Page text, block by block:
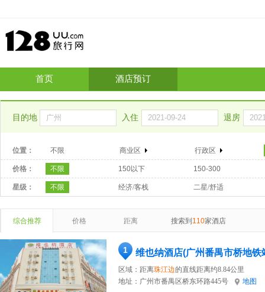
首页 酒店预订
目的地 入住 退房
位置： 不限 商业区 行政区
价格： 不限 150以下 150-300
星级： 不限 经济/客栈 二星/舒适
综合推荐 价格 距离 搜索到 110家酒店
1 维也纳酒店(广州番禺市桥地铁
区域：距离珠江边的直线距离约8.84公里
地址： 广州市番禺区桥东环路445号 地图